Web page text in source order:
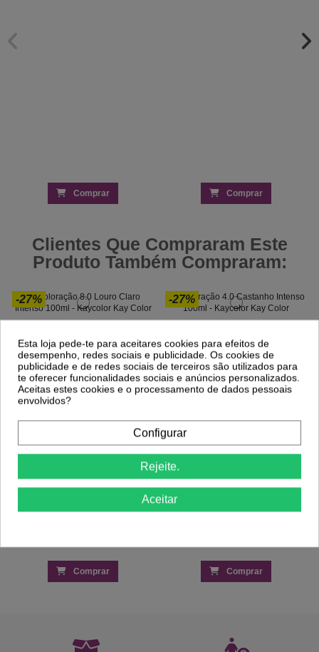
Comprar Comprar
Clientes Que Compraram Este
Produto Também Compraram:
-27%
3,36 €4,60 €
Comprar
-27%
3,36 €4,60 €
Comprar
Esta loja pede-te para aceitares cookies para efeitos de
desempenho, redes sociais e publicidade. Os cookies de
publicidade e de redes sociais de terceiros são utilizados para
te oferecer funcionalidades sociais e anúncios personalizados.
Aceitas estes cookies e o processamento de dados pessoais
envolvidos?
Configurar
Rejeite.
Aceitar